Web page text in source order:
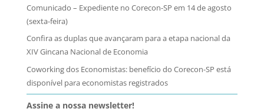
Comunicado – Expediente no Corecon-SP em 14 de agosto
(sexta-feira)
Confira as duplas que avançaram para a etapa nacional da
XIV Gincana Nacional de Economia
Coworking dos Economistas: benefício do Corecon-SP está
disponível para economistas registrados
Assine a nossa newsletter!